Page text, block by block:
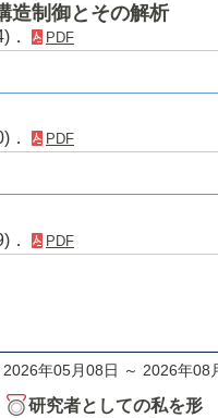
造制御とその解析
． PDF
． PDF
． PDF
2026年05月08日 ～ 2026年08
研究者としての私を形